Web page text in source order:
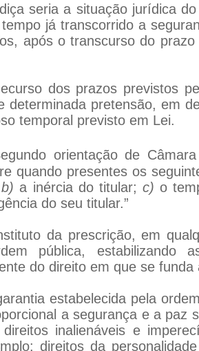
a situação jurídica do
já transcorrido a
após o transcurso do
prazos previstos pelo
determinada pretensão, em
temporal previsto em Lei.
de Câmara
quando presentes os
b) a inércia do titular;c) o
do seu titular.”
prescrição, em
pública, estabilizando
do direito em que se
estabelecida pela ordem
a segurança e a paz
inalienáveis e
direitos da